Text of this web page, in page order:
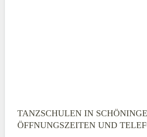
TANZSCHULEN IN
ÖFFNUNGSZEITEN UND